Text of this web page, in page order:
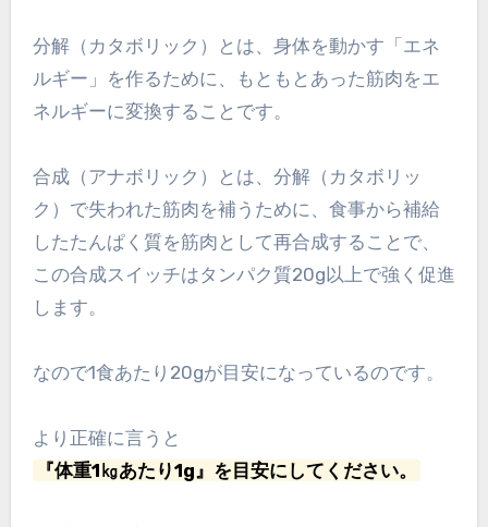
分解（カタボリック）とは、身体を動かす「エネ
ルギー」を作るために、もともとあった筋肉をエ
ネルギーに変換することです。
合成（アナボリック）とは、分解（カタボリッ
ク）で失われた筋肉を補うために、食事から補給
したたんぱく質を筋肉として再合成することで、
この合成スイッチはタンパク質20g以上で強く促進
します。
なので1食あたり20gが目安になっているのです。
より正確に言うと
『体重1㎏あたり1g』を目安にしてください。